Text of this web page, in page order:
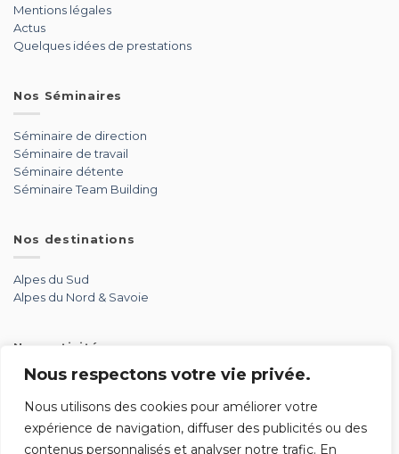
Nous respectons votre vie privée.
Nous utilisons des cookies pour améliorer votre
expérience de navigation, diffuser des publicités ou des
contenus personnalisés et analyser notre trafic. En
Mentions légales
Actus
Quelques idées de prestations
Nos Séminaires
Séminaire de direction
Séminaire de travail
Séminaire détente
Séminaire Team Building
Nos destinations
Alpes du Sud
Alpes du Nord & Savoie
Nos activités
Aventure
Détente